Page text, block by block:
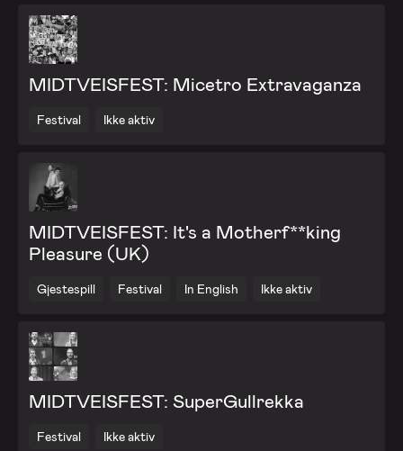
MIDTVEISFEST: Micetro Extravaganza
Festival Ikke aktiv
MIDTVEISFEST: It's a Motherf**king
Pleasure (UK)
Gjestespill Festival In English Ikke aktiv
MIDTVEISFEST: SuperGullrekka
Festival Ikke aktiv